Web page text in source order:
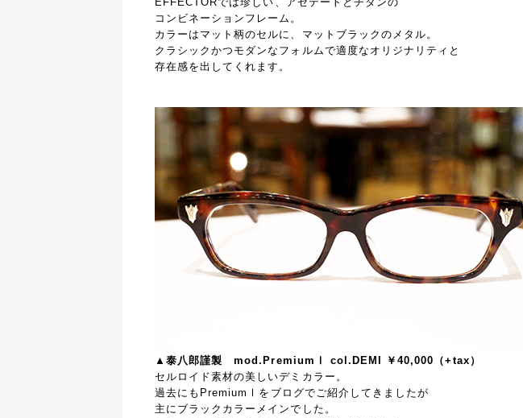
コンビネーションフレーム。
カラーはマット柄のセルに、マットブラックのメタル。
クラシックかつモダンなフォルムで適度なオリジナリティと
存在感を出してくれます。
▲泰八郎謹製 mod.PremiumⅠ col.DEMI ￥40,000（+tax）
セルロイド素材の美しいデミカラー。
過去にもPremiumⅠをブログでご紹介してきましたが
主にブラックカラーメインでした。